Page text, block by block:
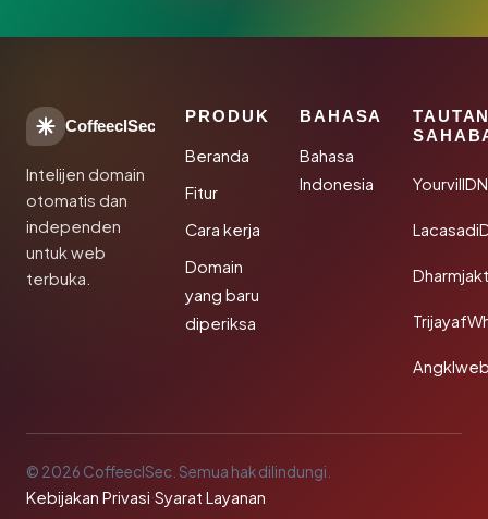
CoffeeclSec
Intelijen domain
otomatis dan
independen
untuk web
terbuka.
PRODUK
Beranda
Fitur
Cara kerja
Domain
yang baru
diperiksa
BAHASA
Bahasa
Indonesia
© 2026 CoffeeclSec. Semua hak dilindungi.
Kebijakan Privasi·Syarat Layanan